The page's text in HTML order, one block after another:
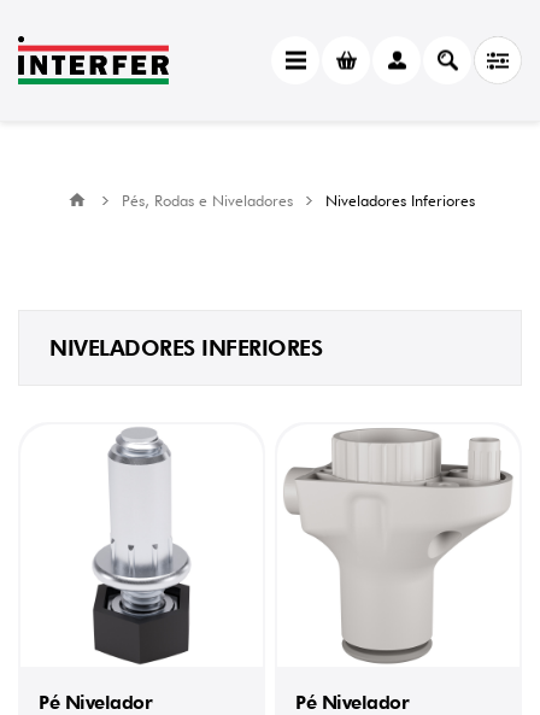
Pés, Rodas e Niveladores Niveladores Inferiores
NIVELADORES INFERIORES
Pé Nivelador
Pé Nivelador
CATEGORY
MANUFACTURER